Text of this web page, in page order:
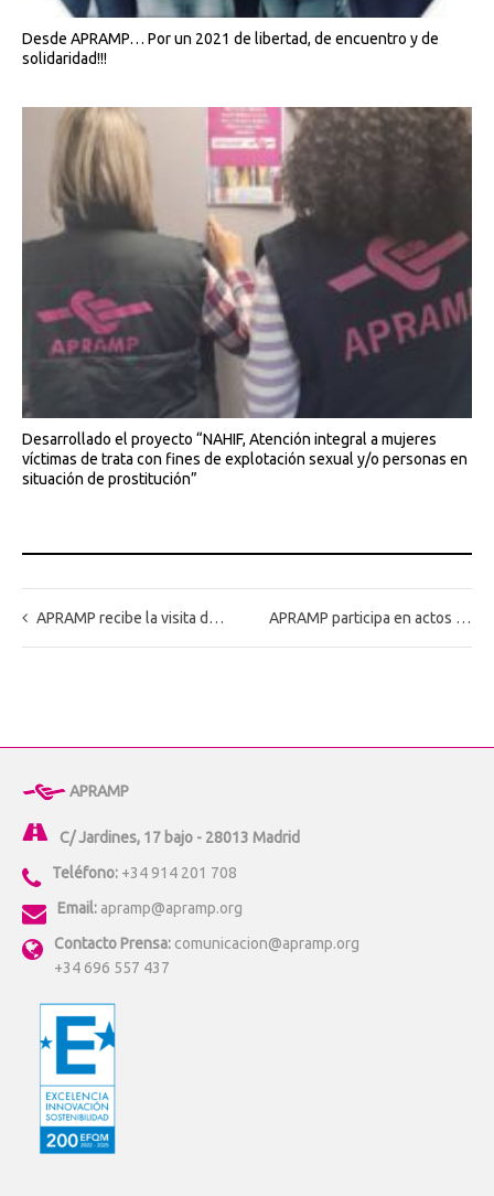
Desde APRAMP… Por un 2021 de libertad, de encuentro y de
solidaridad!!!
Desarrollado el proyecto “NAHIF, Atención integral a mujeres
víctimas de trata con fines de explotación sexual y/o personas en
situación de prostitución”
APRAMP recibe la visita de la Consejera de Política Social, Familia e Igualdad de la Región de Murcia APRAMP participa en actos y actividades con motivo del Día Internacional contra la Explotación Sexual y el Tráfico de Mujeres, Niñas y Niños
APRAMP
C/ Jardines, 17 bajo - 28013 Madrid
Teléfono: +34 914 201 708
Email: apramp@apramp.org
Contacto Prensa: comunicacion@apramp.org
+34 696 557 437